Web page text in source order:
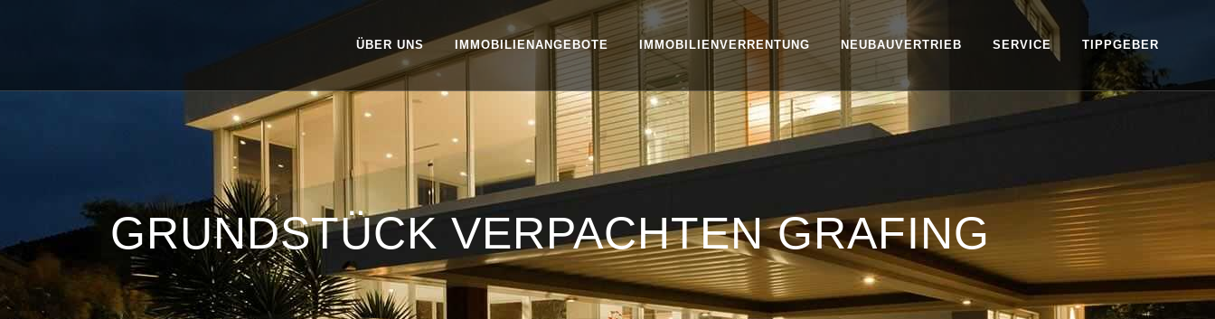
ÜBER UNS IMMOBILIENANGEBOTE IMMOBILIENVERRENTUNG NEUBAUVERTRIEB SERVICE TIPPGEBER
GRUNDSTÜCK VERPACHTEN GRAFING